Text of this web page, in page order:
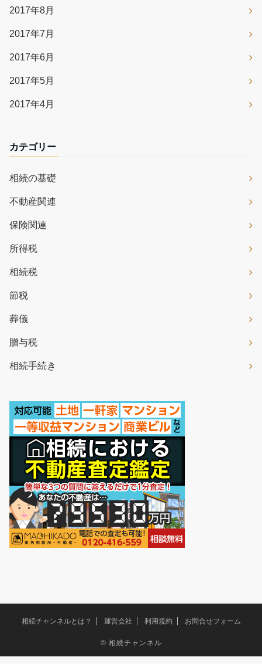
2017年8月
2017年7月
2017年6月
2017年5月
2017年4月
カテゴリー
相続の基礎
不動産関連
保険関連
所得税
相続税
節税
葬儀
贈与税
相続手続き
相続チャンネルとは？ 運営会社 利用規約 お問合せフォーム
© 相続チャンネル